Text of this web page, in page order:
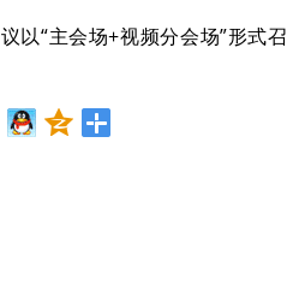
以“主会场+视频分会场”形式召